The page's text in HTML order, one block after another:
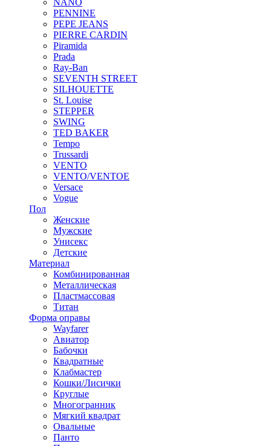
PENNINE
PEPE JEANS
PIERRE CARDIN
Piramida
Prada
Ray-Ban
SEVENTH STREET
SILHOUETTE
St. Louise
STEPPER
SWING
TED BAKER
Tempo
Trussardi
VENTO
VENTO/VENTOE
Versace
Vogue
Пол
Женские
Мужские
Унисекс
Детские
Материал
Комбинированная
Металлическая
Пластмассовая
Титан
Форма оправы
Wayfarer
Авиатор
Бабочки
Квадратные
Клабмастер
Кошки/Лисички
Круглые
Многогранник
Мягкий квадрат
Овальные
Панто